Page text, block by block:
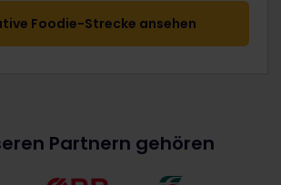
Foodie-Strecke ansehen
Partnern gehören